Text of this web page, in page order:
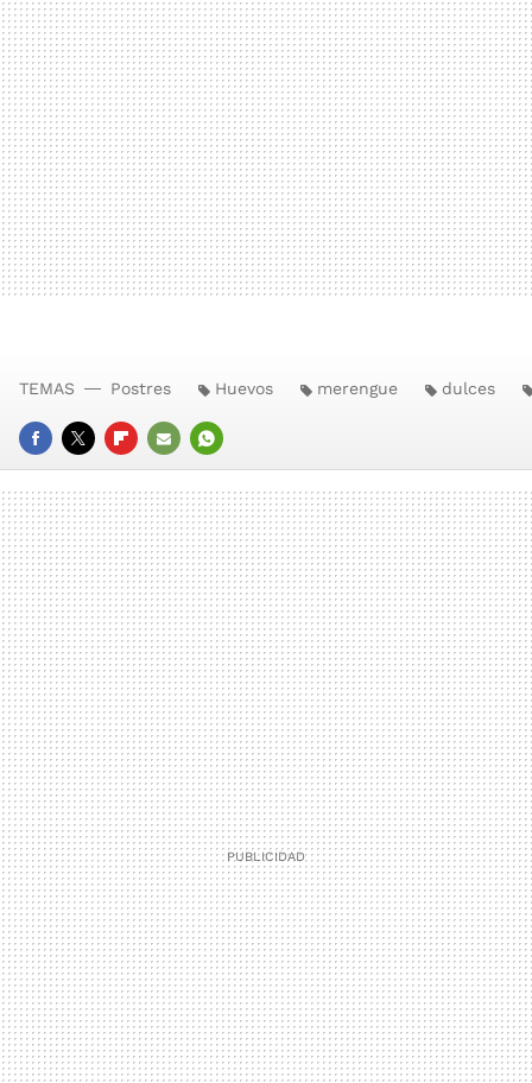
FACEBOOK
TWITTERFLIPBOARD
E-
MAIL
WHATSAPP
TEMAS Postres Huevos merengue dulces